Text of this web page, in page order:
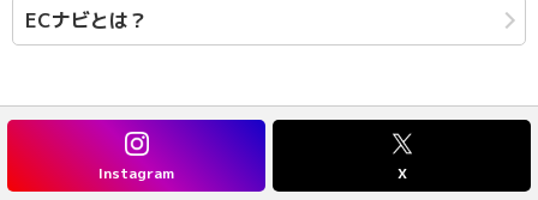
ECナビとは？
Instagram X